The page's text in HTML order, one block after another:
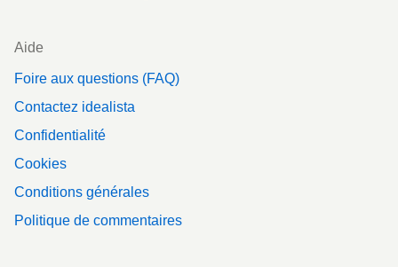
Aide
Foire aux questions (FAQ)
Contactez idealista
Confidentialité
Cookies
Conditions générales
Politique de commentaires